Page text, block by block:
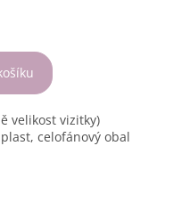
velikost vizitky)
celofánový obal